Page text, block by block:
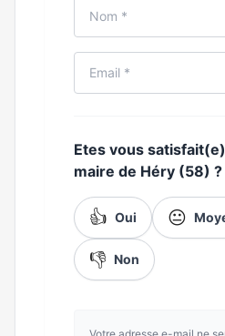
Etes vous
maire de Héry (58) ?
👍 Oui 😐
👎 Non